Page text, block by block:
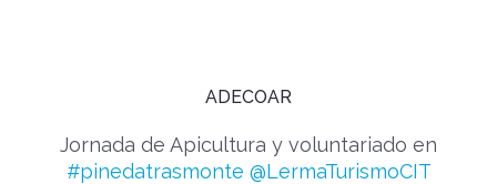
ADECOAR
Jornada de Apicultura y voluntariado en
#pinedatrasmonte @LermaTurismoCIT